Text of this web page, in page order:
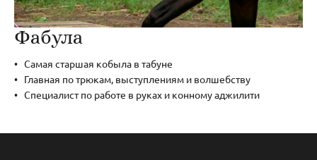
Фабула
Самая старшая кобыла в табуне
Главная по трюкам, выступлениям и волшебству
Специалист по работе в руках и конному аджилити